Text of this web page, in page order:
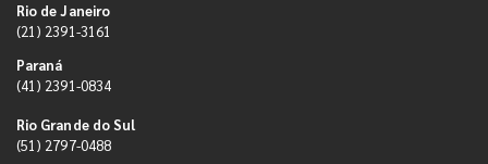
Rio de Janeiro
(21) 2391-3161
Paraná
(41) 2391-0834
Rio Grande do Sul
(51) 2797-0488